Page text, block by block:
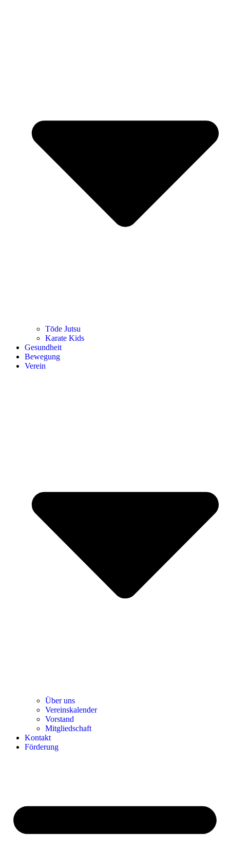
Tōde Jutsu
Kara­te Kids
Gesund­heit
Bewe­gung
Ver­ein
Über uns
Ver­einska­len­der
Vor­stand
Mit­glied­schaft
Kon­takt
För­de­rung